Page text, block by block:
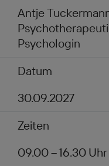
Antje
Psychologin
Datum
30.09.2027
Zeiten
09.00 – 16.30 Uhr